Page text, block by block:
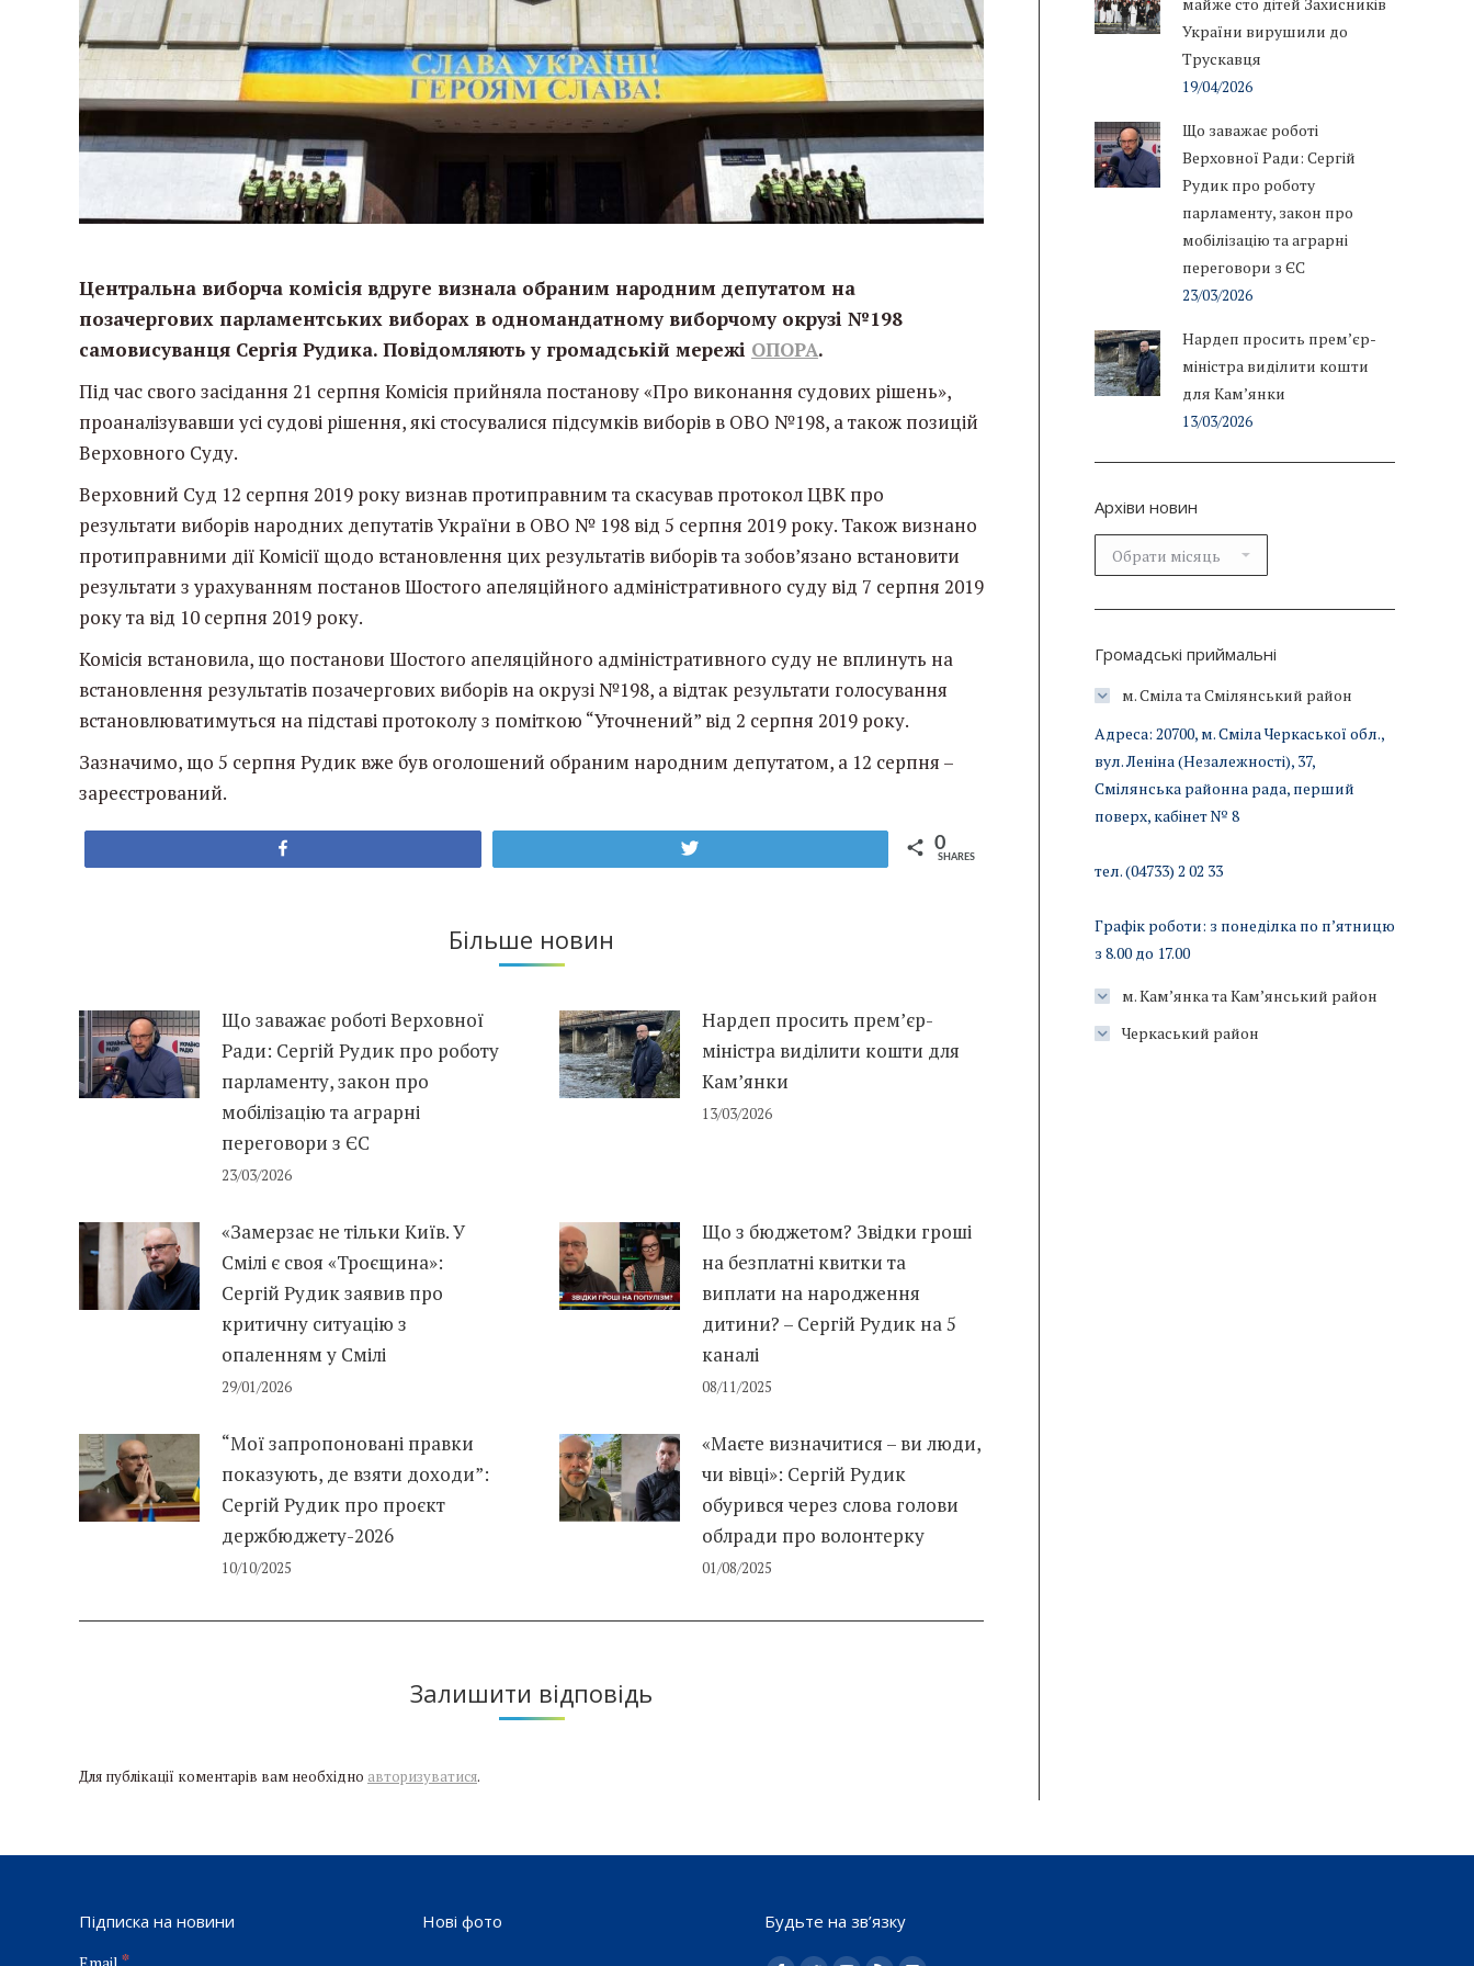
Центральна виборча комісія вдруге визнала обраним народним депутатом на
позачергових парламентських виборах в одномандатному виборчому окрузі №198
самовисуванця Сергія Рудика. Повідомляють у громадській мережі ОПОРА.
Під час свого засідання 21 серпня Комісія прийняла постанову «Про виконання судових рішень»,
проаналізувавши усі судові рішення, які стосувалися підсумків виборів в ОВО №198, а також позицій
Верховного Суду.
Верховний Суд 12 серпня 2019 року визнав протиправним та скасував протокол ЦВК про
результати виборів народних депутатів України в ОВО № 198 від 5 серпня 2019 року. Також визнано
протиправними дії Комісії щодо встановлення цих результатів виборів та зобов’язано встановити
результати з урахуванням постанов Шостого апеляційного адміністративного суду від 7 серпня 2019
року та від 10 серпня 2019 року.
Комісія встановила, що постанови Шостого апеляційного адміністративного суду не вплинуть на
встановлення результатів позачергових виборів на окрузі №198, а відтак результати голосування
встановлюватимуться на підставі протоколу з поміткою “Уточнений” від 2 серпня 2019 року.
Зазначимо, що 5 серпня Рудик вже був оголошений обраним народним депутатом, а 12 серпня –
зареєстрований.
0
SHARES
Більше новин
Що заважає роботі Верховної
Ради: Сергій Рудик про роботу
парламенту, закон про
мобілізацію та аграрні
переговори з ЄС
23/03/2026
Нардеп просить прем’єр-
міністра виділити кошти для
Кам’янки
13/03/2026
«Замерзає не тільки Київ. У
Смілі є своя «Троєщина»:
Сергій Рудик заявив про
критичну ситуацію з
опаленням у Смілі
29/01/2026
Що з бюджетом? Звідки гроші
на безплатні квитки та
виплати на народження
дитини? – Сергій Рудик на 5
каналі
08/11/2025
“Мої запропоновані правки
показують, де взяти доходи”:
Сергій Рудик про проєкт
держбюджету-2026
10/10/2025
«Маєте визначитися – ви люди,
чи вівці»: Сергій Рудик
обурився через слова голови
облради про волонтерку
01/08/2025
Залишити відповідь
Для публікації коментарів вам необхідно авторизуватися.
України вирушили до
Трускавця
19/04/2026
Що заважає роботі
Верховної Ради: Сергій
Рудик про роботу
парламенту, закон про
мобілізацію та аграрні
переговори з ЄС
23/03/2026
Нардеп просить прем’єр-
міністра виділити кошти
для Кам’янки
13/03/2026
Архіви новин
Архіви
новин
Громадські приймальні
м. Сміла та Смілянський район
Адреса: 20700, м. Сміла Черкаської обл.,
вул. Леніна (Незалежності), 37,
Смілянська районна рада, перший
поверх, кабінет № 8
тел. (04733) 2 02 33
Графік роботи: з понеділка по п’ятницю
з 8.00 до 17.00
м. Кам’янка та Кам’янський район
Черкаський район
Підписка на новини Нові фото Будьте на зв’язку